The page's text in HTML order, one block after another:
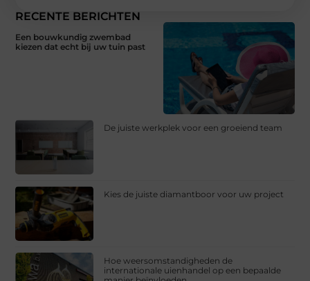
RECENTE BERICHTEN
Een bouwkundig zwembad
kiezen dat echt bij uw tuin past
De juiste werkplek voor een groeiend team
Kies de juiste diamantboor voor uw project
Hoe weersomstandigheden de
internationale uienhandel op een bepaalde